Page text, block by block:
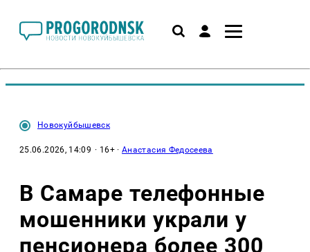
Новокуйбышевск
25.06.2026, 14:09 · 16+ ·Анастасия Федосеева
В Самаре телефонные
мошенники украли у
пенсионера более 300